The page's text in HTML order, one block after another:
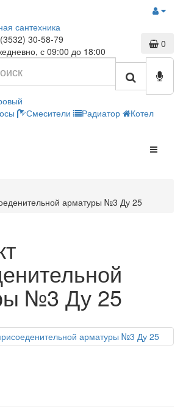
(3532) 30-58-79
с 09:00 до 18:00
0
Смесители Радиатор
Котел
арматуры №3 Ду 25
№3 Ду 25